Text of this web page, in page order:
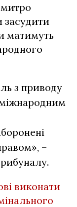
засудити
матимуть
з приводу
–
виконати